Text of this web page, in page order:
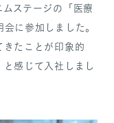
ステージの「医療
に参加しました。
きたことが印象的
感じて入社しまし